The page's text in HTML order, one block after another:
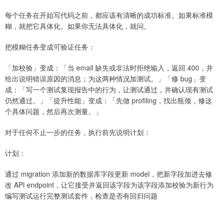
每个任务在开始写代码之前，都应该有清晰的成功标准。如果标准模
糊，就把它具体化。如果你无法具体化，就问。
把模糊任务变成可验证任务：
「加校验」变成：「当 email 缺失或非法时拒绝输入，返回 400，并
给出说明错误原因的消息；为这两种情况加测试。」「修 bug」变
成：「写一个测试复现报告中的行为，让测试通过，并确认现有测试
仍然通过。」「提升性能」变成：「先做 profiling，找出瓶颈，修这
个具体问题，然后再次测量。」
对于任何不止一步的任务，执行前先说明计划：
计划：
通过 migration 添加新的数据库字段更新 model，把新字段加进去修
改 API endpoint，让它接受并返回该字段为该字段添加校验为新行为
编写测试运行完整测试套件，检查是否有回归问题